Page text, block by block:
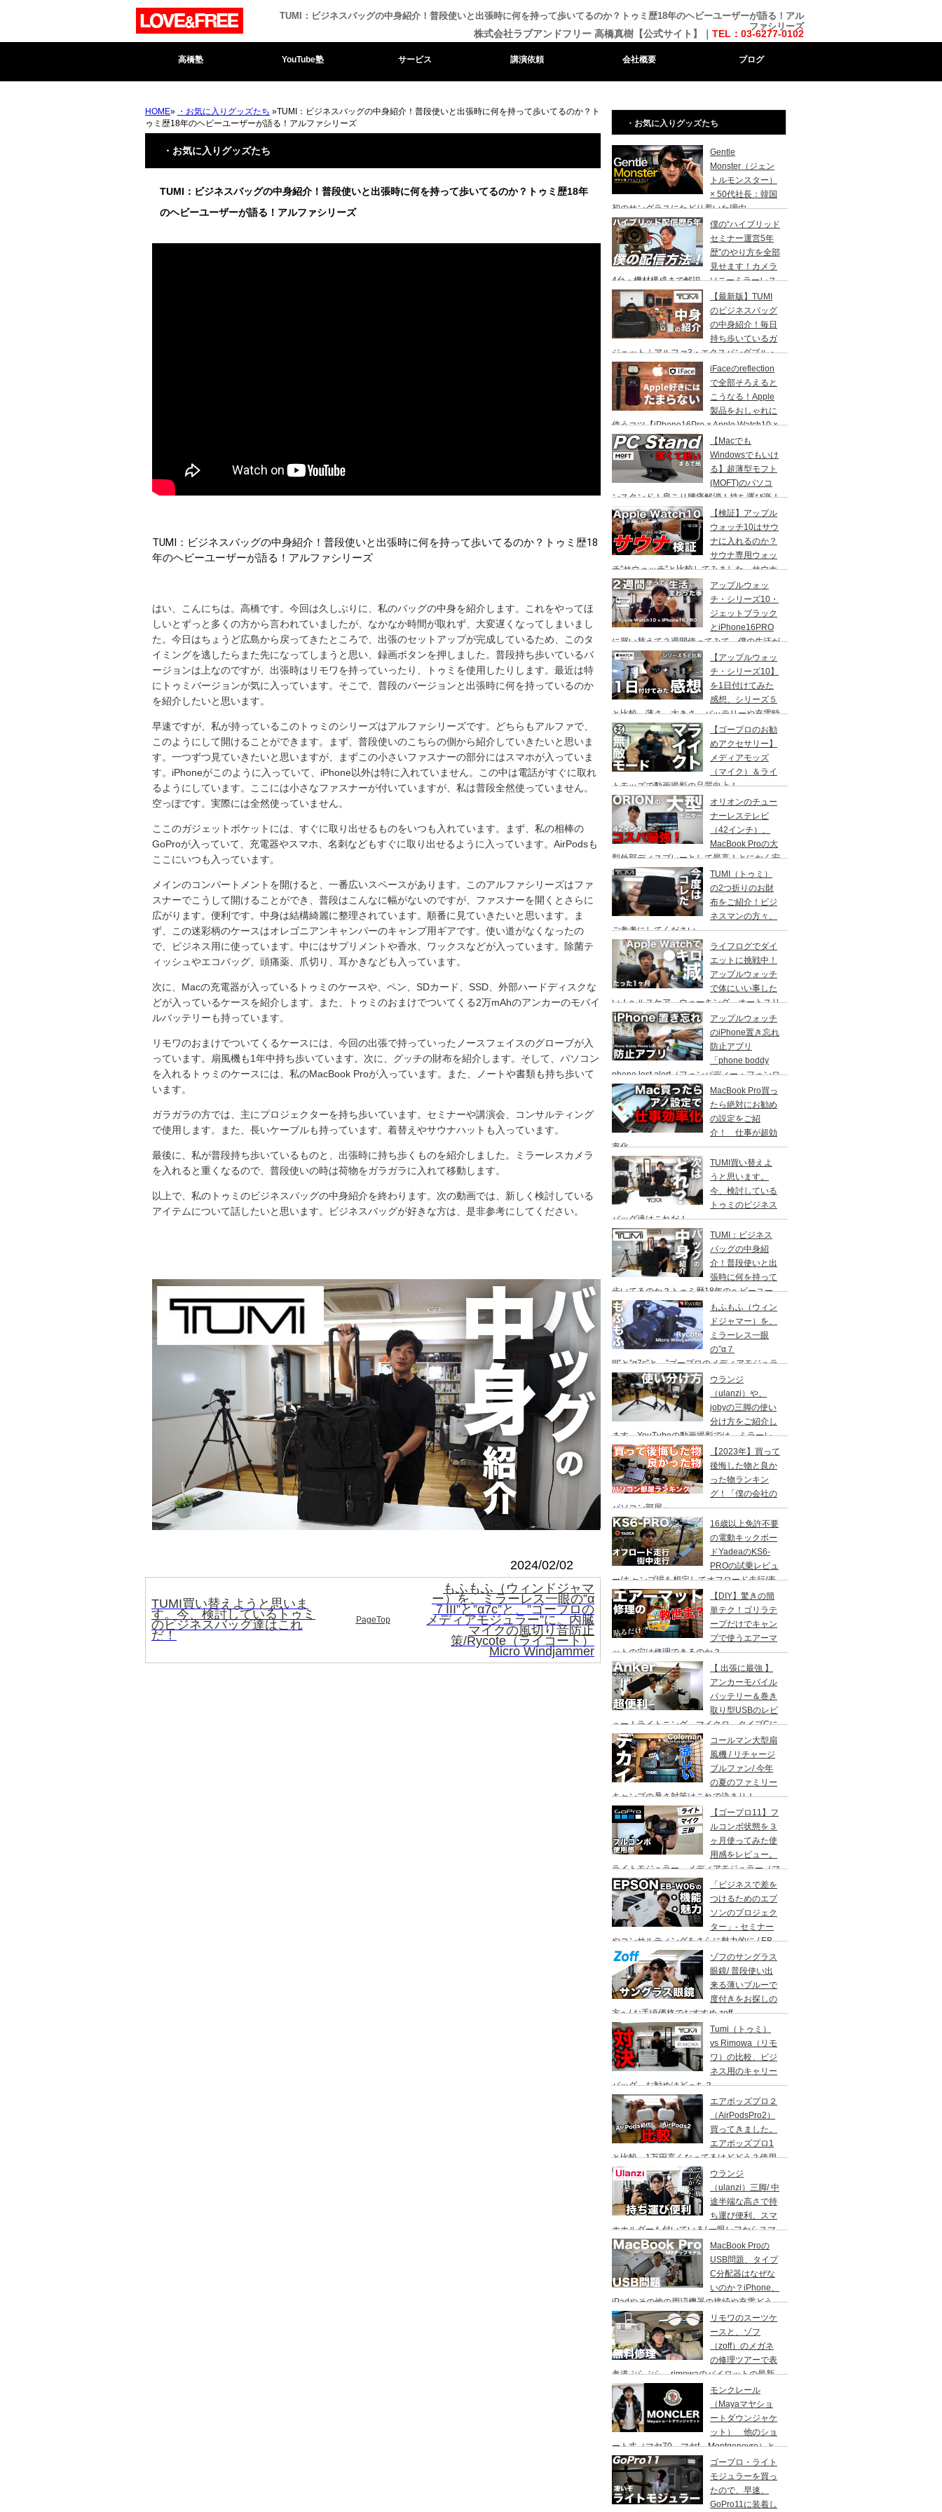
TUMI：ビジネスバッグの中身紹介！普段使いと出張時に何を持って歩いてるのか？トゥミ歴18年のヘビーユーザーが語る！アル
ファシリーズ
株式会社ラブアンドフリー 高橋真樹【公式サイト】｜ TEL：03-6277-0102
高橋塾 YouTube塾 サービス 講演依頼 会社概要 ブログ
HOME» ・お気に入りグッズたち »TUMI：ビジネスバッグの中身紹介！普段使いと出張時に何を持って歩いてるのか？ト
ゥミ歴18年のヘビーユーザーが語る！アルファシリーズ
・お気に入りグッズたち
TUMI：ビジネスバッグの中身紹介！普段使いと出張時に何を持って歩いてるのか？トゥミ歴18年
のヘビーユーザーが語る！アルファシリーズ
TUMI：ビジネスバッグの中身紹介！普段使いと出張時に何を持って歩いてるのか？トゥミ歴18
年のヘビーユーザーが語る！アルファシリーズ
はい、こんにちは。高橋です。今回は久しぶりに、私のバッグの中身を紹介します。これをやってほ
しいとずっと多くの方から言われていましたが、なかなか時間が取れず、大変遅くなってしまいまし
た。今日はちょうど広島から戻ってきたところで、出張のセットアップが完成しているため、このタ
イミングを逃したらまた先になってしまうと思い、録画ボタンを押しました。普段持ち歩いているバ
ージョンは上なのですが、出張時はリモワを持っていったり、トゥミを使用したりします。最近は特
にトゥミバージョンが気に入っています。そこで、普段のバージョンと出張時に何を持っているのか
を紹介したいと思います。
早速ですが、私が持っているこのトゥミのシリーズはアルファシリーズです。どちらもアルファで、
このようにして開けることができます。まず、普段使いのこちらの側から紹介していきたいと思いま
す。一つずつ見ていきたいと思いますが、まずこの小さいファスナーの部分にはスマホが入っていま
す。iPhoneがこのように入っていて、iPhone以外は特に入れていません。この中は電話がすぐに取れ
るようにしています。ここには小さなファスナーが付いていますが、私は普段全然使っていません。
空っぽです。実際には全然使っていません。
ここのガジェットポケットには、すぐに取り出せるものをいつも入れています。まず、私の相棒の
GoProが入っていて、充電器やスマホ、名刺などもすぐに取り出せるように入っています。AirPodsも
ここにいつも入っています。
メインのコンパートメントを開けると、一番広いスペースがあります。このアルファシリーズはファ
スナーでこうして開けることができ、普段はこんなに幅がないのですが、ファスナーを開くとさらに
広がります。便利です。中身は結構綺麗に整理されています。順番に見ていきたいと思います。ま
ず、この迷彩柄のケースはオレゴニアンキャンパーのキャンプ用ギアです。使い道がなくなったの
で、ビジネス用に使っています。中にはサプリメントや香水、ワックスなどが入っています。除菌テ
ィッシュやエコバッグ、頭痛薬、爪切り、耳かきなども入っています。
次に、Macの充電器が入っているトゥミのケースや、ペン、SDカード、SSD、外部ハードディスクな
どが入っているケースを紹介します。また、トゥミのおまけでついてくる2万mAhのアンカーのモバイ
ルバッテリーも持っています。
リモワのおまけでついてくるケースには、今回の出張で持っていったノースフェイスのグローブが入
っています。扇風機も1年中持ち歩いています。次に、グッチの財布を紹介します。そして、パソコン
を入れるトゥミのケースには、私のMacBook Proが入っています。また、ノートや書類も持ち歩いて
います。
ガラガラの方では、主にプロジェクターを持ち歩いています。セミナーや講演会、コンサルティング
で使用します。また、長いケーブルも持っています。着替えやサウナハットも入っています。
最後に、私が普段持ち歩いているものと、出張時に持ち歩くものを紹介しました。ミラーレスカメラ
を入れると重くなるので、普段使いの時は荷物をガラガラに入れて移動します。
以上で、私のトゥミのビジネスバッグの中身紹介を終わります。次の動画では、新しく検討している
アイテムについて話したいと思います。ビジネスバッグが好きな方は、是非参考にしてください。
2024/02/02
TUMI買い替えようと思いま
す。今、検討しているトゥミ
のビジネスバッグ達はこれ
だ！
PageTop
もふもふ（ウィンドジャマ
ー）を、ミラーレス一眼の”α
７III”と”α7c”と、”ゴープロの
メディアモジュラー”に。内臓
マイクの風切り音防止
策/Rycote（ライコート）
Micro Windjammer
・お気に入りグッズたち
Gentle
Monster（ジェン
トルモンスター）
× 50代社長：韓国
初のサングラスにたどり着いた理由
僕の“ハイブリッド
セミナー運営5年
歴”のやり方を全部
見せます！カメラ
4台・機材構成まで解説、ソニーミラーレス
一眼、MacBook Pro、zoom、ブラックマジ
ックデザイン、エプソンプロジェクター
【最新版】TUMI
のビジネスバッグ
の中身紹介！毎日
持ち歩いているガ
ジェット｜アルファ3・エクスパンダブル・
オーガナイザー・ラップトップ・ブリーフ
iFaceのreflection
で全部そろえると
こうなる！Apple
製品をおしゃれに
使うコツ【iPhone16Pro × Apple Watch10 ×
AirPods Pro】
【Macでも
Windowsでもいけ
る】超薄型モフト
(MOFT)のパソコ
ンスタンド！肩こり腰痛解消！持ち運び楽！
オフィスやカフェでスタイリッシュ！
【検証】アップル
ウォッチ10はサウ
ナに入れるのか？
サウナ専用ウォッ
チ”サウォッチ”と比較してみました。サウナ
ー必見！
アップルウォッ
チ・シリーズ10・
ジェットブラック
とiPhone16PRO
に買い替えて２週間使ってみて、僕の生活が
変わった５つの事！
【アップルウォッ
チ・シリーズ10】
を1日付けてみた
感想、シリーズ５
と比較、薄さ、大きさ、バッテリーや充電時
間など。
【ゴープロのお勧
めアクセサリー】
メディアモッズ
（マイク）＆ライ
トモッズで動画撮影の品質向上！
オリオンのチュー
ナーレステレビ
（42インチ）、
MacBook Proの大
型外部ディスプレーとして最高！とにかく安
い、デュアルディスプレイ用のモニターとし
てもOK、SAFH421
TUMI（トゥミ）
の2つ折りのお財
布をご紹介！ビジ
ネスマンの方々、
ご参考にしてください。
ライフログでダイ
エットに挑戦中！
アップルウォッチ
で体にいい事した
い！ヘルスケア、ウォーキング、オートスリ
ープも面白い。キッカケはサウォッチでし
た。
アップルウォッチ
のiPhone置き忘れ
防止アプリ
「phone boddy
phone lost alert（フォンバディー・フォンロ
ストアラート）設定方法や使い方MacBook Pro買っ
たら絶対にお勧め
の設定をご紹
介！ 仕事が超効
率化
TUMI買い替えよ
うと思います。
今、検討している
トゥミのビジネス
バッグ達はこれだ！
TUMI：ビジネス
バッグの中身紹
介！普段使いと出
張時に何を持って
歩いてるのか？トゥミ歴18年のヘビーユー
ザーが語る！アルファシリーズもふもふ（ウィン
ドジャマー）を、
ミラーレス一眼
の”α７
III”と”α7c”と、”ゴープロのメディアモジュラ
ー”に。内臓マイクの風切り音防止
策/Rycote（ライコート）Micro Windjammer
ウランジ
（ulanzi）や、
jobyの三脚の使い
分け方をご紹介し
ます。YouTubeの動画撮影では、ミラーレ
ス一眼やゴープロを使い、スマホの写真撮影
にも使ってます。MT-08/ MT-44/
【2023年】買って
後悔した物と良か
った物ランキン
グ！「僕の会社の
パソコン部屋」
16歳以上免許不要
の電動キックボー
ドYadeaのKS6-
PROの試乗レビュ
ー/キャンプ場を想定してオフロード走行/表
参道〜原宿の坂道走行/ループと比較/乗り心
地/20キロモード
【DIY】驚きの簡
単テク！ゴリラテ
ープだけでキャン
プで使うエアーマ
ットの穴は修理できるのか？
【 出張に最強 】
アンカーモバイル
バッテリー＆巻き
取り型USBのレビ
ュー！ライトニング、マイクロ、タイプCに
対応！
コールマン大型扇
風機 / リチャージ
ブルファン/ 今年
の夏のファミリー
キャンプの暑さ対策はこれで決まり！
【ゴープロ11】フ
ルコンボ状態を３
ヶ月使ってみた使
用感をレビュー。
ライトモジュラー、メディアモジュラー（マ
イク）、ミニ三脚（ウランジ）の３点セッ
ト。
「ビジネスで差を
つけるためのエプ
ソンのプロジェク
ター」- セミナー
やコンサルティングをさらに魅力的に / EB-
W06の機能と魅力に迫る
ゾフのサングラス
眼鏡/ 普段使い出
来る薄いブルーで
度付きをお探しの
方へ/ お手頃価格でおすすめ zoff
Tumi（トゥミ）
vs Rimowa（リモ
ワ）の比較、ビジ
ネス用のキャリー
バッグ、お勧めはどっち？
エアポッズプロ２
（AirPodsPro2）
買ってきました。
エアポッズプロ1
と比較。1万円高くなってるけどどう？使用
感、AirPods歴6年
ウランジ
（ulanzi）三脚/ 中
途半端な高さで持
ち運び便利、スマ
ホホルダーも付いている/ 一眼レフからスマ
ホまで何でもOK/ MT-44
MacBook Proの
USB問題、タイプ
C分配器はなぜな
いのか？iPhone、
iPadやその他の周辺機器の接続や充電どう
してますか？M2チップモデルの話です。
リモワのスーツケ
ースと、ゾフ
（zoff）のメガネ
の修理ツアーで表
参道ぷらぷら。rimowaのパイロットの最新
情報も
モンクレール
（Mayaマヤショ
ートダウンジャケ
ット） 他のショ
ート丈（マヤ70、マヤf、Montgenevre）と
もちょっと比較。
ゴープロ・ライト
モジュラーを買っ
たので、早速、
GoPro11に装着し